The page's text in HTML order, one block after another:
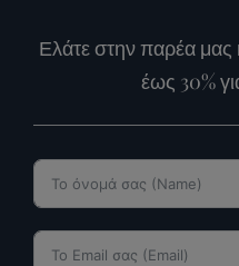
Ελάτε στην παρέα μας
έως 30%